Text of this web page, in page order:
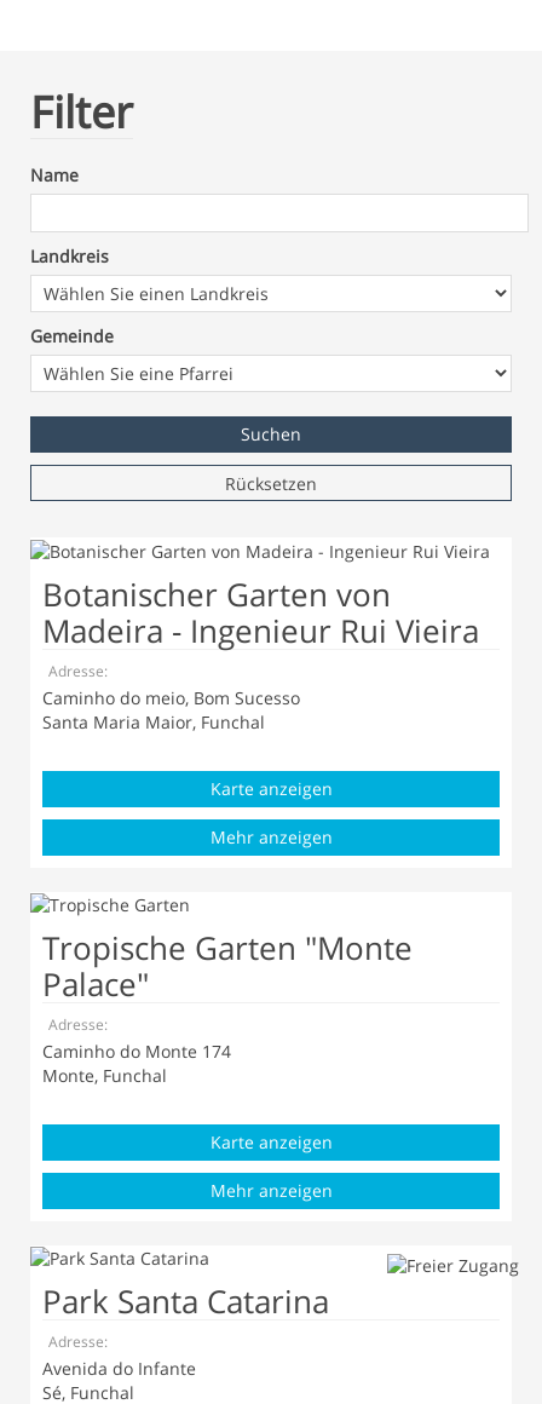
Filter
Name
Landkreis
Gemeinde
Rücksetzen
Botanischer Garten von
Madeira - Ingenieur Rui Vieira
Adresse:
Caminho do meio, Bom Sucesso
Santa Maria Maior, Funchal
Karte anzeigen
Mehr anzeigen
Tropische Garten "Monte
Palace"
Adresse:
Caminho do Monte 174
Monte, Funchal
Karte anzeigen
Mehr anzeigen
Park Santa Catarina
Adresse:
Avenida do Infante
Sé, Funchal